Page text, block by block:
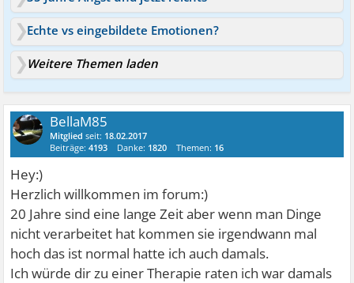
Echte vs eingebildete Emotionen?
Weitere Themen laden
BellaM85
Mitglied seit: 18.02.2017
Beiträge:4193 Danke: 1820 Themen: 16
Hey:)
Herzlich willkommen im forum:)
20 Jahre sind eine lange Zeit aber wenn man Dinge
nicht verarbeitet hat kommen sie irgendwann mal
hoch das ist normal hatte ich auch damals.
Ich würde dir zu einer Therapie raten ich war damals